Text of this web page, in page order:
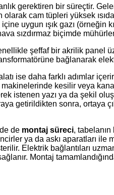
gerektiren bir süreçtir.
olarak cam tüpleri yüksek
uygun ışık gazı (örneğin
sızdırmaz biçimde
şeffaf bir akrilik panel
bağlanarak
ise daha farklı adımlar
kesilir veya
istenen yazı ya da şekil
getirildikten sonra, ortaya
de montaj süreci,
ya da askı aparatları ile
Elektrik bağlantıları
Montaj